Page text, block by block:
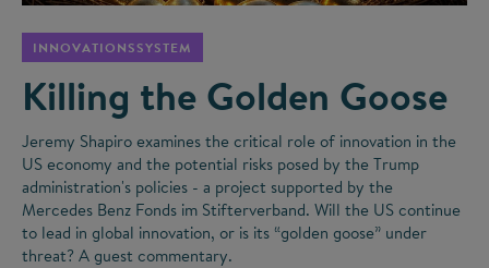
INNOVATIONSSYSTEM
Killing the Golden Goose
Jeremy Shapiro examines the critical role of innovation in the
US economy and the potential risks posed by the Trump
administration's policies - a project supported by the
Mercedes Benz Fonds im Stifterverband. Will the US continue
to lead in global innovation, or is its “golden goose” under
threat? A guest commentary.